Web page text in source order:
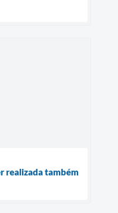
realizada também